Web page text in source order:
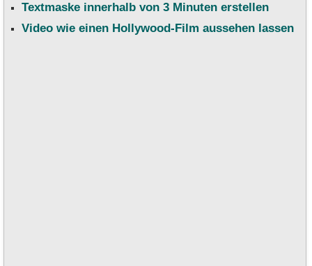
Textmaske innerhalb von 3 Minuten erstellen
Video wie einen Hollywood-Film aussehen lassen